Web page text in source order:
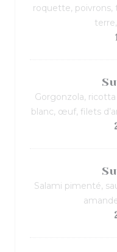
roquette,
Gorgonzola,
blanc, œuf, filets
Salami pimenté,